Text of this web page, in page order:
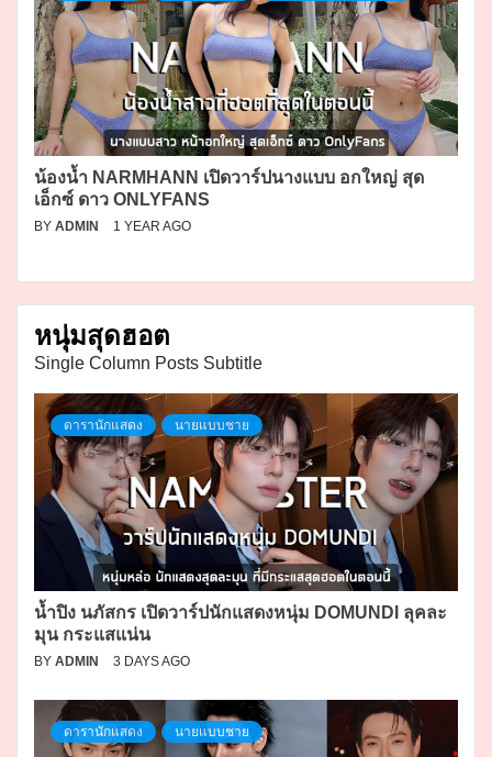
น้องน้ำ NARMHANN เปิดวาร์ปนางแบบ อกใหญ่ สุด
เอ็กซ์ ดาว ONLYFANS
BY ADMIN 1 YEAR AGO
หนุ่มสุดฮอต
Single Column Posts Subtitle
ดารานักแสดง นายแบบชาย
น้ำปิง นภัสกร เปิดวาร์ปนักแสดงหนุ่ม DOMUNDI ลุคละ
มุน กระแสแน่น
BY ADMIN 3 DAYS AGO
ดารานักแสดง นายแบบชาย